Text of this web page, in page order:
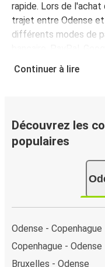
rapide. Lors de
trajet entre Odense
différents modes de
revanche, vous
Continuer à lire
Découvrez les
populaires
Odense - Copenhague
Copenhague - Odense
Bruxelles - Odense